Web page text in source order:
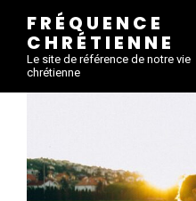
FRÉQUENCE
CHRÉTIENNE
Le site de référence de notre vie
chrétienne